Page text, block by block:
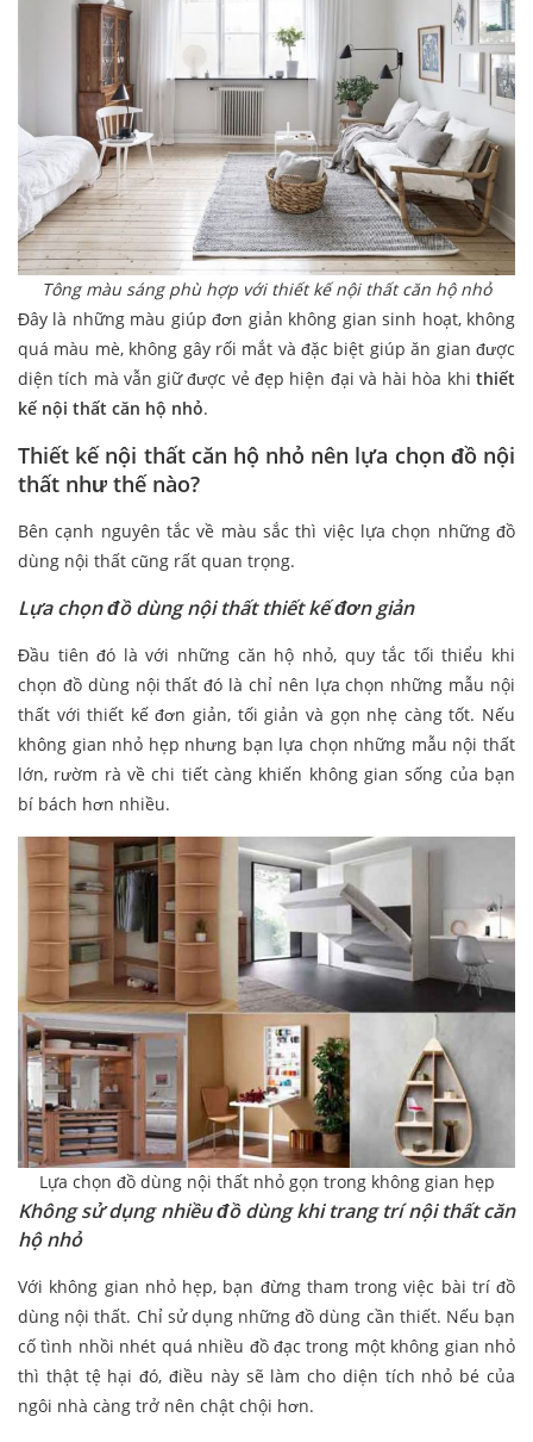
Tông màu sáng phù hợp với thiết kế nội thất căn hộ nhỏ
Đây là những màu giúp đơn giản không gian sinh hoạt, không
quá màu mè, không gây rối mắt và đặc biệt giúp ăn gian được
diện tích mà vẫn giữ được vẻ đẹp hiện đại và hài hòa khi thiết
kế nội thất căn hộ nhỏ.
Thiết kế nội thất căn hộ nhỏ nên lựa chọn đồ nội
thất như thế nào?
Bên cạnh nguyên tắc về màu sắc thì việc lựa chọn những đồ
dùng nội thất cũng rất quan trọng.
Lựa chọn đồ dùng nội thất thiết kế đơn giản
Đầu tiên đó là với những căn hộ nhỏ, quy tắc tối thiểu khi
chọn đồ dùng nội thất đó là chỉ nên lựa chọn những mẫu nội
thất với thiết kế đơn giản, tối giản và gọn nhẹ càng tốt. Nếu
không gian nhỏ hẹp nhưng bạn lựa chọn những mẫu nội thất
lớn, rườm rà về chi tiết càng khiến không gian sống của bạn
bí bách hơn nhiều.
Lựa chọn đồ dùng nội thất nhỏ gọn trong không gian hẹp
Không sử dụng nhiều đồ dùng khi trang trí nội thất căn
hộ nhỏ
Với không gian nhỏ hẹp, bạn đừng tham trong việc bài trí đồ
dùng nội thất. Chỉ sử dụng những đồ dùng cần thiết. Nếu bạn
cố tình nhồi nhét quá nhiều đồ đạc trong một không gian nhỏ
thì thật tệ hại đó, điều này sẽ làm cho diện tích nhỏ bé của
ngôi nhà càng trở nên chật chội hơn.